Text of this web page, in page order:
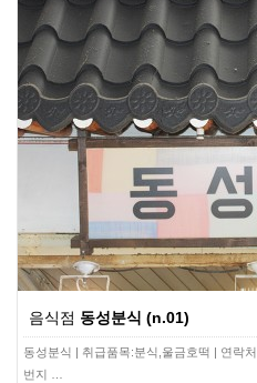
음식점 동성분식 (n.01)
동성분식 | 취급품목:분식,울금호떡 | 연락
번지 …